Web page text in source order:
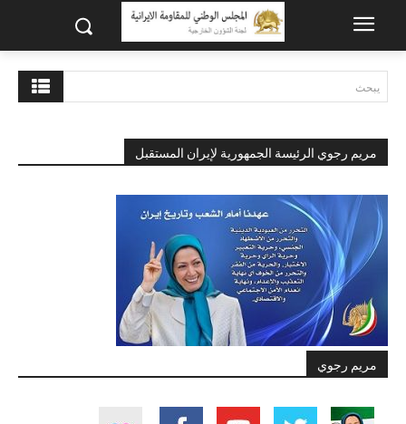
يبحث
مريم رجوي الرئيسة الجمهورية لإيران المستقبل
مريم رجوي